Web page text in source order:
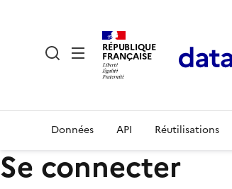
RÉPUBLIQUE
FRANÇAISE
Données API Réutilisations
Se connecter